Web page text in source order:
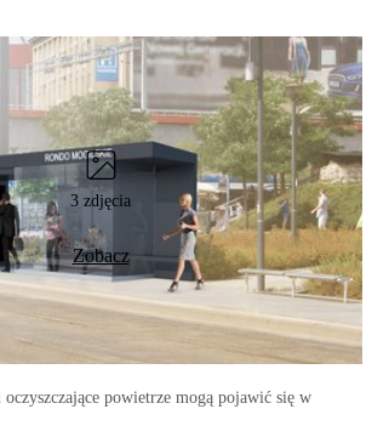
3 zdjęcia
Zobacz
powietrze mogą pojawić się w